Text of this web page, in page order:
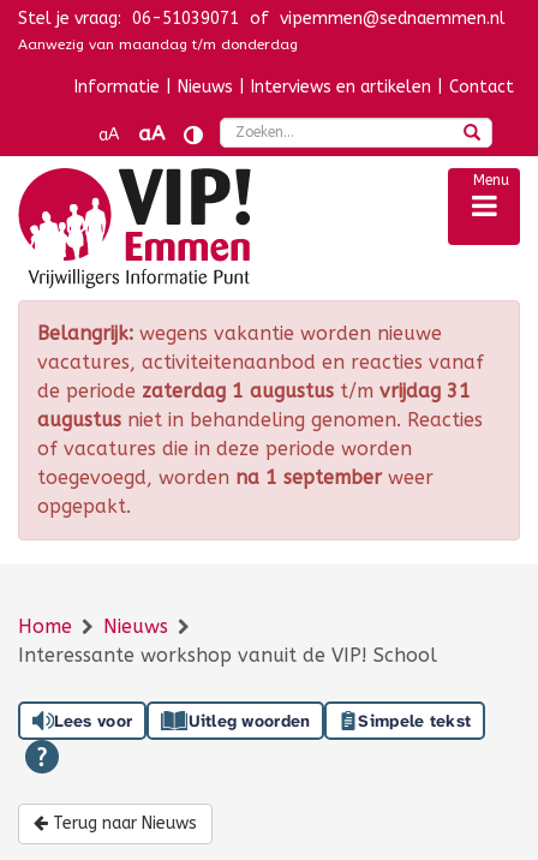
Navigatie overslaan
Stel je vraag: 06-51039071 of vipemmen@sednaemmen.nl
Aanwezig van maandag t/m donderdag
Informatie Nieuws Interviews en artikelen Contact
aA aA
Menu
Belangrijk: wegens vakantie worden nieuwe
vacatures, activiteitenaanbod en reacties vanaf
de periode zaterdag 1 augustus t/m vrijdag 31
augustus niet in behandeling genomen. Reacties
of vacatures die in deze periode worden
toegevoegd, worden na 1 septemberweer
opgepakt.
Home
Nieuws
Interessante workshop vanuit de VIP! School
Lees voor Uitleg woorden Simpele tekst
Terug naar Nieuws